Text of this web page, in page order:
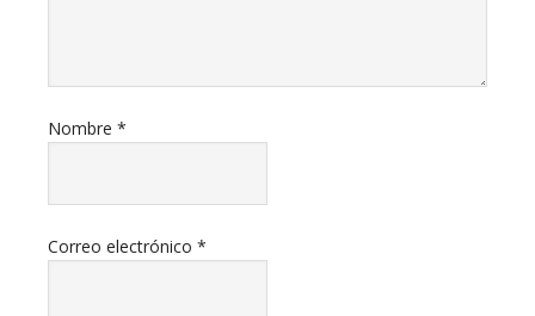
Nombre *
Correo electrónico *